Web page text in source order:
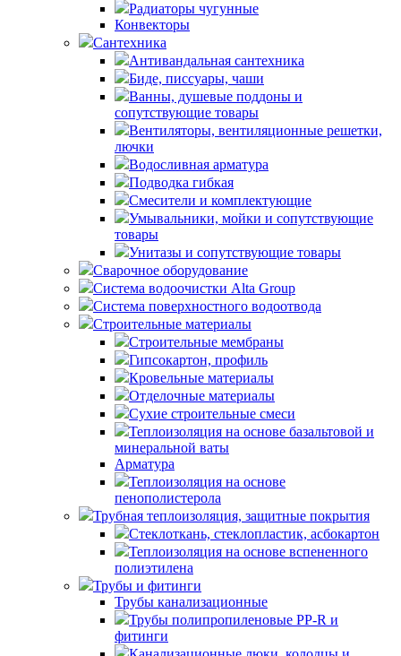
Радиаторы чугунные
Конвекторы
Сантехника
Антивандальная сантехника
Биде, писсуары, чаши
Ванны, душевые поддоны и
сопутствующие товары
Вентиляторы, вентиляционные решетки,
лючки
Водосливная арматура
Подводка гибкая
Смесители и комплектующие
Умывальники, мойки и сопутствующие
товары
Унитазы и сопутствующие товары
Сварочное оборудование
Система водоочистки Alta Group
Система поверхностного водоотвода
Строительные материалы
Строительные мембраны
Гипсокартон, профиль
Кровельные материалы
Отделочные материалы
Сухие строительные смеси
Теплоизоляция на основе базальтовой и
минеральной ваты
Арматура
Теплоизоляция на основе
пенополистерола
Трубная теплоизоляция, защитные покрытия
Стеклоткань, стеклопластик, асбокартон
Теплоизоляция на основе вспененного
полиэтилена
Трубы и фитинги
Трубы канализационные
Трубы полипропиленовые PP-R и
фитинги